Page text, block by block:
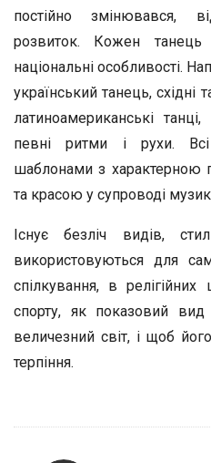
постійно змінювався,
розвиток. Кожен
національні особливості.
український танець, східні
латиноамериканські
певні ритми і рухи.
шаблонами з характерною
та красою у супроводі
Існує безліч видів,
використовуються для
спілкування, в
спорту, як показовий
величезний світ, і щоб
терпіння.